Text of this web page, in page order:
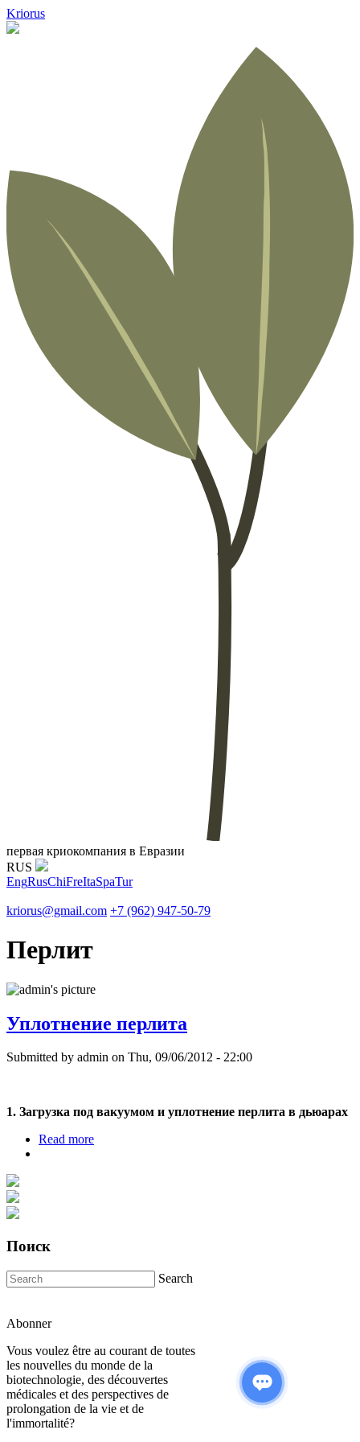
Kriorus
первая криокомпания в Евразии
RUS
EngRusChiFreItaSpaTur
kriorus@gmail.com +7 (962) 947-50-79
Перлит
Уплотнение перлита
Submitted by admin on Thu, 09/06/2012 - 22:00
1. Загрузка под вакуумом и уплотнение перлита в дьюарах
Read more
Поиск
Search
Abonner
Vous voulez être au courant de toutes
les nouvelles du monde de la
biotechnologie, des découvertes
médicales et des perspectives de
prolongation de la vie et de
l'immortalité?